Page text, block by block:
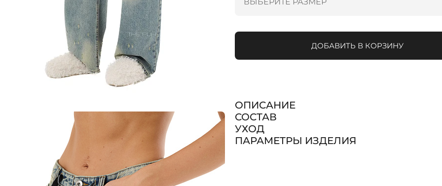
ДОБАВИТЬ В КОРЗИНУ
ОПИСАНИЕ
СОСТАВ
УХОД
ПАРАМЕТРЫ ИЗДЕЛИЯ